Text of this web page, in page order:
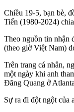
Chiều 19-5, bạn bè,
Tiến (1980-2024)
Theo nguồn tin nhận
(theo giờ Việt Nam)
Trên trang cá nhân,
một ngày khi anh
Đăng Quang ở
Sự ra đi đột ngột của